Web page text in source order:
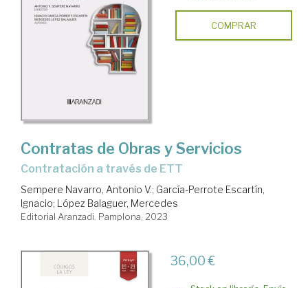
COMPRAR
Contratas de Obras y Servicios
contratación a través de ETT
Sempere Navarro, Antonio V.; García-Perrote Escartín,
Ignacio; López Balaguer, Mercedes
Editorial Aranzadi. Pamplona, 2023
36,00 €